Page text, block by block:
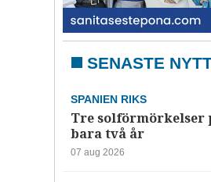
SENASTE
SPANIEN RIKS
Tre solförmörkelser
bara två år
07 aug 2026